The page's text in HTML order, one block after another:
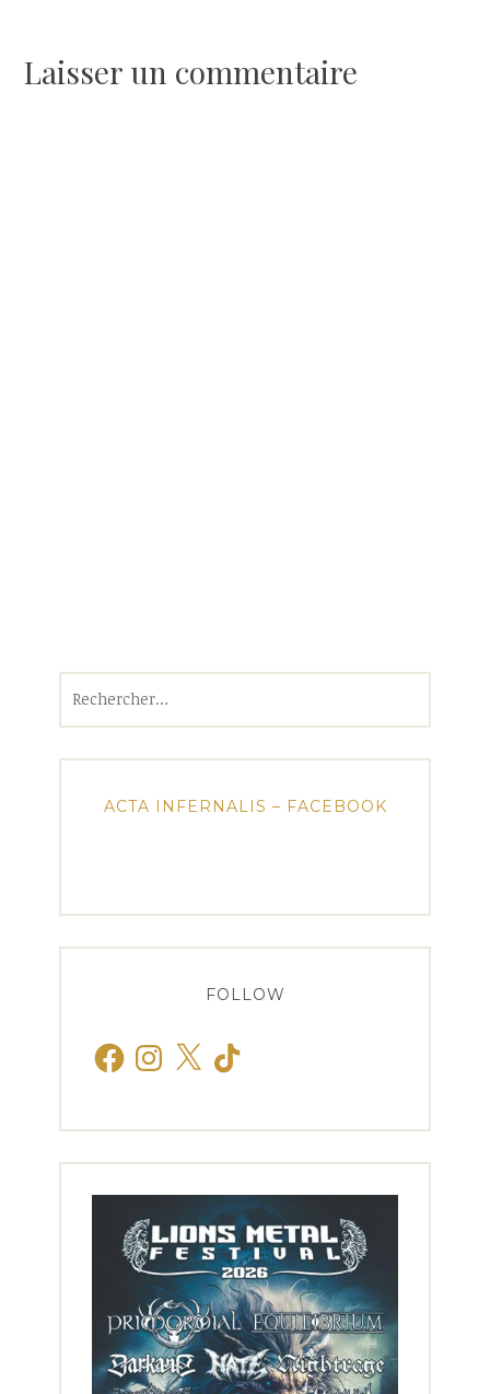
l’article
Laisser un commentaire
ACTA INFERNALIS – FACEBOOK
FOLLOW
FacebookInstagram
X TikTok